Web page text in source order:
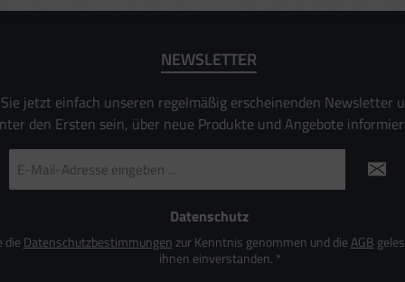
NEWSLETTER
jetzt einfach unseren regelmäßig erscheinenden Newsletter
den Ersten sein, über neue Produkte und Angebote
Mail-
Adresse
Datenschutz
die Datenschutzbestimmungenzur Kenntnis genommen und dieAGB
ihnen einverstanden. *
zur Identifikation aktiv abfragen